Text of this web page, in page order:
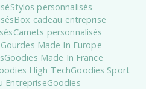
Stylos personnalisés
Box cadeau entreprise
Carnets personnalisés
Gourdes Made In Europe
Goodies Made In France
High TechGoodies Sport
EntrepriseGoodies